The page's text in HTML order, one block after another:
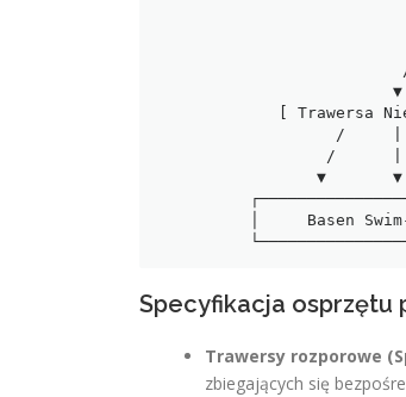
Specyfikacja osprzętu
Trawersy rozporowe
zbiegających się